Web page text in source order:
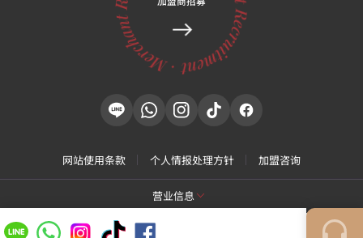
网站使用条款 个人情报处理方针 加盟咨询
营业信息
[特秀恩碧 江南总店]